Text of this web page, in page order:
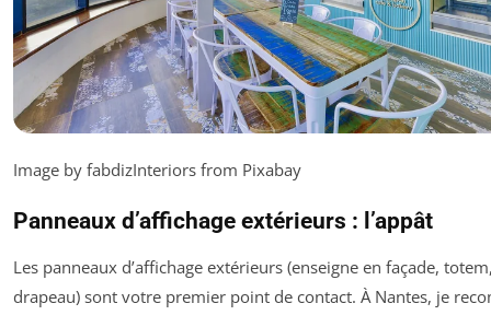
Image by fabdizInteriors from Pixabay
Panneaux d’affichage extérieurs : l’appât
Les panneaux d’affichage extérieurs (enseigne en façade,
drapeau) sont votre premier point de contact. À Nantes, je